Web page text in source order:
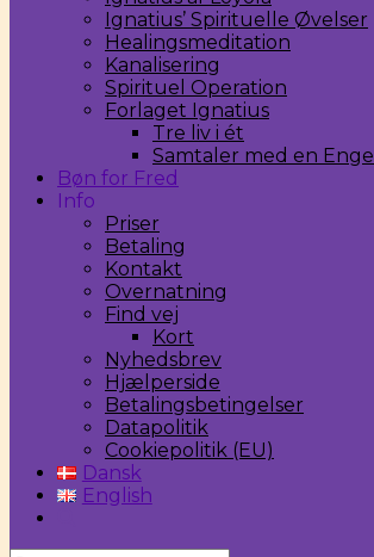
Ignatius’ Spirituelle Øvelser
Healingsmeditation
Kanalisering
Spirituel Operation
Forlaget Ignatius
Tre liv i ét
Samtaler med en Engel
Bøn for Fred
Info
Priser
Betaling
Kontakt
Overnatning
Find vej
Kort
Nyhedsbrev
Hjælperside
Betalingsbetingelser
Datapolitik
Cookiepolitik (EU)
Dansk
English